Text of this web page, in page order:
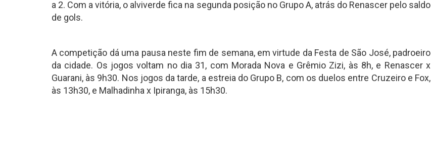
a 2. Com a vitória, o alviverde fica na segunda posição no Grupo A, atrás do Renascer pelo saldo
de gols.
A competição dá uma pausa neste fim de semana, em virtude da Festa de São José, padroeiro
da cidade. Os jogos voltam no dia 31, com Morada Nova e Grêmio Zizi, às 8h, e Renascer x
Guarani, às 9h30. Nos jogos da tarde, a estreia do Grupo B, com os duelos entre Cruzeiro e Fox,
às 13h30, e Malhadinha x Ipiranga, às 15h30.